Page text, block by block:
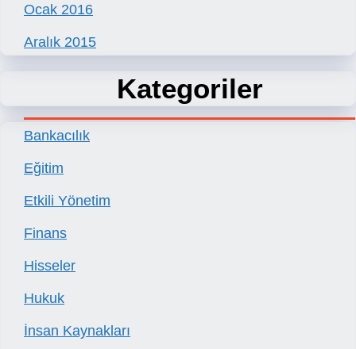
Ocak 2016
Aralık 2015
Kategoriler
Bankacılık
Eğitim
Etkili Yönetim
Finans
Hisseler
Hukuk
İnsan Kaynakları